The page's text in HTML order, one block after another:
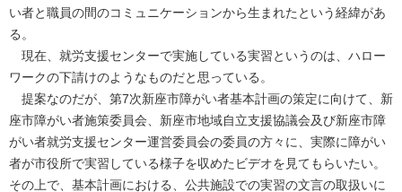
い者と職員の間のコミュニケーションから生まれたという経緯があ
る。
現在、就労支援センターで実施している実習というのは、ハロー
ワークの下請けのようなものだと思っている。
提案なのだが、第7次新座市障がい者基本計画の策定に向けて、新
座市障がい者施策委員会、新座市地域自立支援協議会及び新座市障
がい者就労支援センター運営委員会の委員の方々に、実際に障がい
者が市役所で実習している様子を収めたビデオを見てもらいたい。
その上で、基本計画における、公共施設での実習の文言の取扱いに